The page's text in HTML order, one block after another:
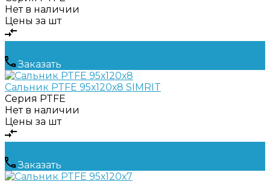
Нет в наличии
Цены за шт
Заказать
Сальник PTFE 95х120х8 SIMRIT
Серия PTFE
Нет в наличии
Цены за шт
Заказать